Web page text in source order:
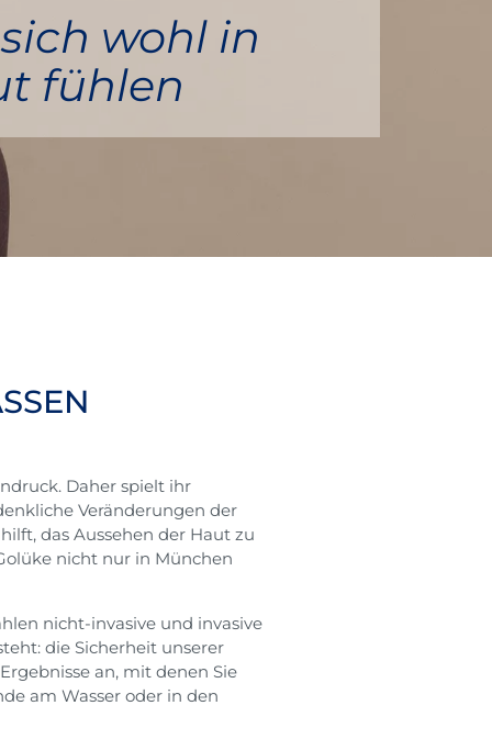
wohl in
fühlen
Daher spielt ihr
Veränderungen der
das Aussehen der Haut zu
nicht nur in München
nicht-invasive und invasive
die Sicherheit unserer
an, mit denen Sie
am Wasser oder in den